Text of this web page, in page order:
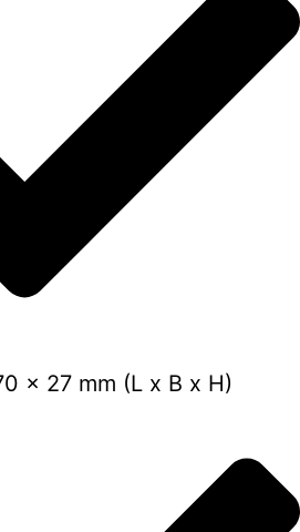
x 27 mm (L x B x H)